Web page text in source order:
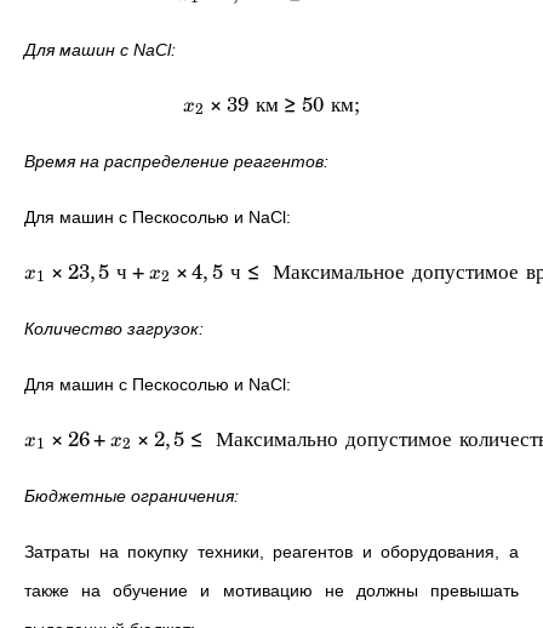
Для машин с NaCl:
x2 × 39 км ≥ 50 км;
Время на распределение реагентов:
Для машин с Пескосолью и NaCl:
x1 × 23,5 ч + x2 ×4,5 ч ≤ Максимальное допустимое
Количество загрузок:
Для машин с Пескосолью и NaCl:
x1 × 26+ x2 × 2,5 ≤ Максимально допустимое
Бюджетные ограничения:
Затраты на покупку техники, реагентов и оборудования, а
также на обучение и мотивацию не должны превышать